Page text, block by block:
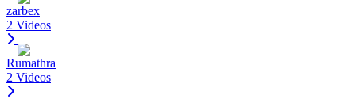
zarbex
2 Videos
Rumathra
2 Videos